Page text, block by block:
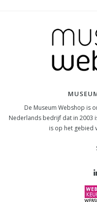
De Museum Webshop is
Nederlands bedrijf dat in 2003
is op het gebied